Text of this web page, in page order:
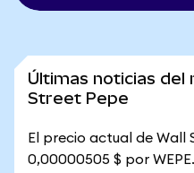
Últimas noticias del
Street Pepe
El precio actual de Wall
0,00000505 $ por